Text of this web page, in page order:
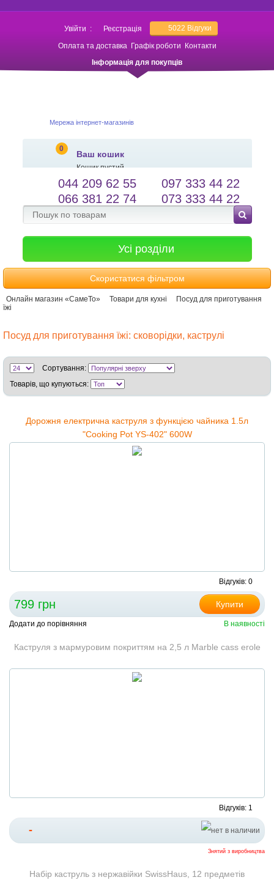
Увійти : Реєстрація 5022 Відгуки
Оплата та доставка Графік роботи
Контакти
Інформація для покупців
Мережа інтернет-магазинів
0
Ваш кошик
Кошик пустий
salessameto@gmail.com
Зворотній зв'язок
Мова сайту
044 209 62 55
097 333 44 22
066 381 22 74
073 333 44 22
Усі розділи
Скористатися фільтром
Онлайн магазин «СамеТо» Товари для кухні
Посуд для приготування
їжі
Посуд для приготування їжі: сковорідки, каструлі
Сортування:
Товарів, що купуються:
Дорожня електрична каструля з функцією чайника 1.5л
"Cooking Pot YS-402" 600W
Відгуків: 0
799 грн Купити
Додати до порівняння В наявності
Каструля з мармуровим покриттям на 2,5 л Marble cass erole
Відгуків: 1
-
Знятий з виробництва
Набір каструль з нержавійки SwissHaus, 12 предметів